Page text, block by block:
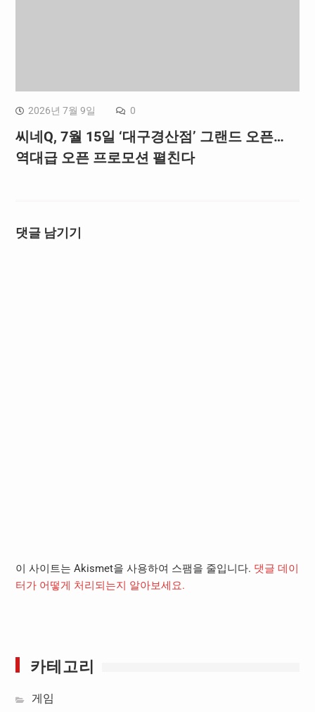
2026년 7월 9일 0
씨네Q, 7월 15일 ‘대구경산점’ 그랜드 오픈…
역대급 오픈 프로모션 펼친다
댓글 남기기
이 사이트는 Akismet을 사용하여 스팸을 줄입니다. 댓글 데이
터가 어떻게 처리되는지 알아보세요.
카테고리
게임